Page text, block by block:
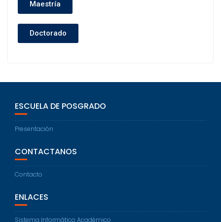
Maestría
Doctorado
ESCUELA DE POSGRADO
Presentación
CONTACTANOS
Contacto
ENLACES
Sistema Informático Académico